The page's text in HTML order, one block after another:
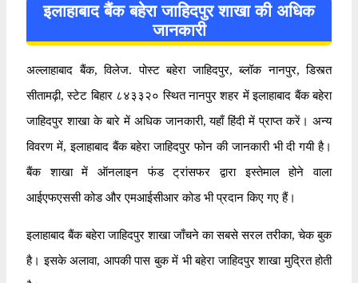
इलाहाबाद बैंक बहेरा जाहिदपुर शाखा की अधिक
जानकारी
अल्लाहाबाद बैंक, विलेज. पोस्ट बहेरा जाहिदपुर, ब्लॉक नानपुर, डिस्त्त
सीतामढ़ी, स्टेट बिहार ८४३३२० स्थित नानपुर शहर में इलाहाबाद बैंक बहेरा
जाहिदपुर शाखा के बारे में अधिक जानकारी, यहाँ हिंदी में प्राप्त करें। अन्य
विवरण में, इलाहाबाद बैंक बहेरा जाहिदपुर फोन की जानकारी भी दी गयी है।
बैंक शाखा में ऑनलाइन फंड ट्रांसफर द्वारा इस्तेमाल होने वाला
आईएफएससी कोड और एमआईसीआर कोड भी प्रदान किए गए हैं।
इलाहाबाद बैंक बहेरा जाहिदपुर शाखा जाँचने का सबसे सरल तरीका, चेक बुक
है। इसके अलावा, आपकी पास बुक में भी बहेरा जाहिदपुर शाखा मुद्रित होती